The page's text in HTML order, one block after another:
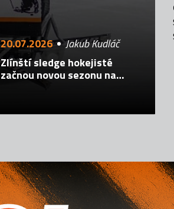
20.07.2026
Jakub Kudláč
Zlínští sledge hokejisté
začnou novou sezonu na